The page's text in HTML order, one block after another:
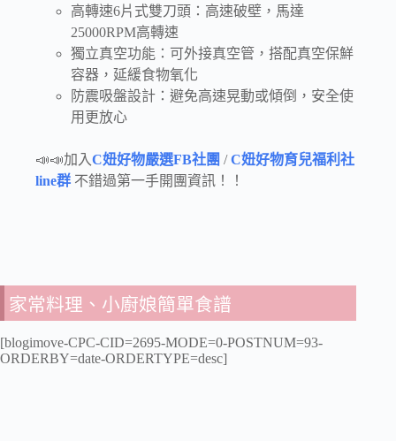
高轉速6片式雙刀頭：高速破壁，馬達
25000RPM高轉速
獨立真空功能：可外接真空管，搭配真空保鮮
容器，延緩食物氧化
防震吸盤設計：避免高速晃動或傾倒，安全使
用更放心
📣📣加入C妞好物嚴選FB社團 /C妞好物育兒福利社
line群 不錯過第一手開團資訊！！
家常料理、小廚娘簡單食譜
[blogimove-CPC-CID=2695-MODE=0-POSTNUM=93-
ORDERBY=date-ORDERTYPE=desc]